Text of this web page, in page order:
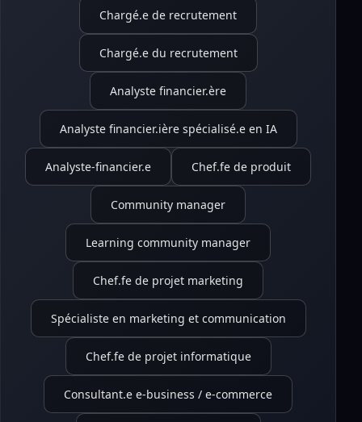
Chargé.e de recrutement
Chargé.e du recrutement
Analyste financier.ère
Analyste financier.ière spécialisé.e en IA
Analyste-financier.e Chef.fe de produit
Community manager
Learning community manager
Chef.fe de projet marketing
Spécialiste en marketing et communication
Chef.fe de projet informatique
Consultant.e e-business / e-commerce